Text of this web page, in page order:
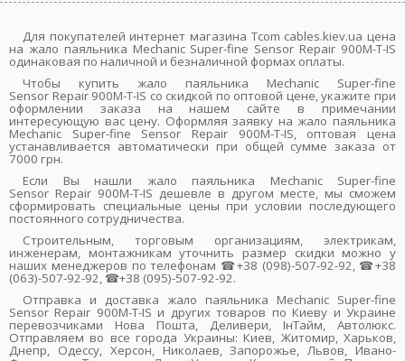
Для покупателей интернет магазина Tcom cables.kiev.ua цена
на жало паяльника Mechanic Super-fine Sensor Repair 900M-T-IS
одинаковая по наличной и безналичной формах оплаты.
Чтобы купить жало паяльника Mechanic Super-fine
Sensor Repair 900M-T-IS со скидкой по оптовой цене, укажите при
оформлении заказа на нашем сайте в примечании
интересующую вас цену. Оформляя заявку на жало паяльника
Mechanic Super-fine Sensor Repair 900M-T-IS, оптовая цена
устанавливается автоматически при общей сумме заказа от
7000 грн.
Если Вы нашли жало паяльника Mechanic Super-fine
Sensor Repair 900M-T-IS дешевле в другом месте, мы сможем
сформировать специальные цены при условии последующего
постоянного сотрудничества.
Строительным, торговым организациям, электрикам,
инженерам, монтажникам уточнить размер скидки можно у
наших менеджеров по телефонам ☎+38 (098)-507-92-92, ☎+38
(063)-507-92-92, ☎+38 (095)-507-92-92.
Отправка и доставка жало паяльника Mechanic Super-fine
Sensor Repair 900M-T-IS и других товаров по Киеву и Украине
перевозчиками Нова Пошта, Деливери, ІнТайм, Автолюкс.
Отправляем во все города Украины: Киев, Житомир, Харьков,
Днепр, Одессу, Херсон, Николаев, Запорожье, Львов, Ивано-